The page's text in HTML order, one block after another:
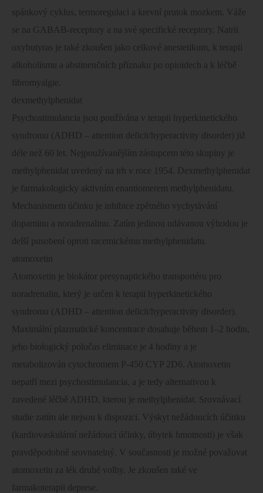
spánkový cyklus, termoregulaci a krevní prutok mozkem. Váže
se na GABAB-receptory a na své specifické receptory. Natrii
oxybutyras je také zkoušen jako celkové anestetikum, k terapii
alkoholismu a abstinenčních příznaku po opioidech a k léčbě
fibromyalgie.
dexmethylphenidat
Psychostimulancia jsou používána v terapii hyperkinetického
syndromu (ADHD – attention deficit/hyperactivity disorder) již
déle než 60 let. Nejpoužívanějším zástupcem této skupiny je
methylphenidat uvedený na trh v roce 1954. Dexmethylphenidat
je farmakologicky aktivním enantiomerem methylphenidatu.
Mechanismem účinku je inhibice zpětného vychytávání
dopaminu a noradrenalinu. Zatím jedinou udávanou výhodou je
delší pusobení oproti racemickému methylphenidatu.
atomoxetin
Atomoxetin je blokátor presynaptického transportéru pro
noradrenalin, který je určen k terapii hyperkinetického
syndromu (ADHD – attention deficit/hyperactivity disorder).
Maximální plazmatické koncentrace dosahuje během 1–2 hodin,
jeho biologický poločas eliminace je 4 hodiny a je
metabolizován cytochromem P-450 CYP 2D6. Atomoxetin
nepatří mezi psychostimulancia, a je tedy alternativou k
zavedené léčbě ADHD, kterou je methylphenidat. Srovnávací
studie zatím ale nejsou k dispozici. Výskyt nežádoucích účinku
(kardiovaskulární nežádoucí účinky, úbytek hmotnosti) je však
pravděpodobně srovnatelný. V současnosti je možné považovat
atomoxetin za lék druhé volby. Je zkoušen také ve
farmakoterapii deprese.